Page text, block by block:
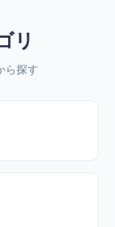
リ
ら探す